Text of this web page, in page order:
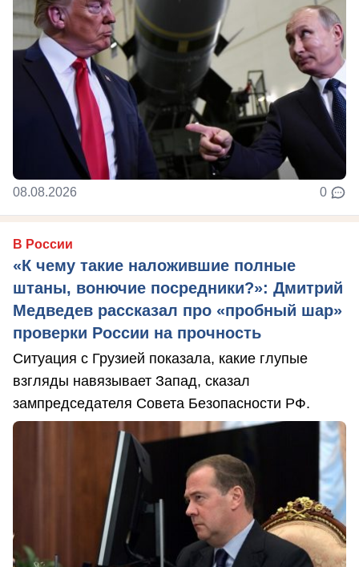
08.08.2026 0
В России
«К чему такие наложившие полные
штаны, вонючие посредники?»: Дмитрий
Медведев рассказал про «пробный шар»
проверки России на прочность
Ситуация с Грузией показала, какие глупые
взгляды навязывает Запад, сказал
зампредседателя Совета Безопасности РФ.